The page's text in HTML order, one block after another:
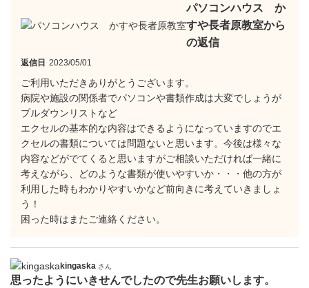
パソコンハウス か
すや長者原教室から
の返信
返信日 2023/05/01
ご利用いただきありがとうございます。
病院や施設の関係者でパソコンや書類作成は大変でしょうが
プルダウンリストなど
エクセルの基本的な内容はできるようになっていますのでエ
クセルの書類については問題ないと思います。今後は様々な
内容などがでてくると思いますがご相談いただければ一緒に
考えながら、どのような書類が使いやすいか・・・他の方が
利用した時もわかりやすいかなど前向きに考えていきましょ
う！
困った時はまたご連絡ください。
kingaska さん
思ったようにいきせんでしたので先生お願いします。